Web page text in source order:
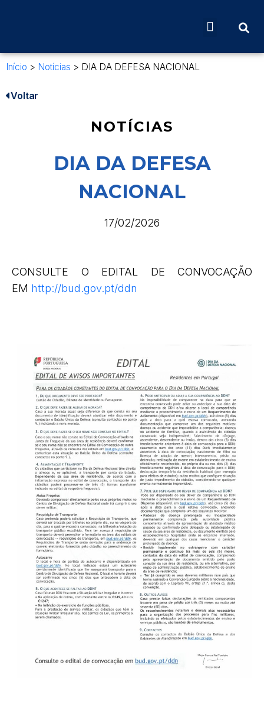
Início > Notícias > DIA DA DEFESA NACIONAL
Voltar
NOTÍCIAS
DIA DA DEFESA
NACIONAL
17/02/2026
CONSULTE O EDITAL DE CONVOCAÇÃO
EM http://bud.gov.pt/ddn